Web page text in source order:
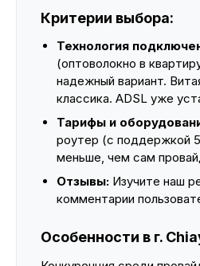
Критерии выбора:
Технология
(оптоволокно в
надежный вариант.
классика. ADSL уже
Тарифы и
роутер (с поддержкой
меньше, чем сам
Отзывы: Изучите наш
комментарии
Особенности в г.